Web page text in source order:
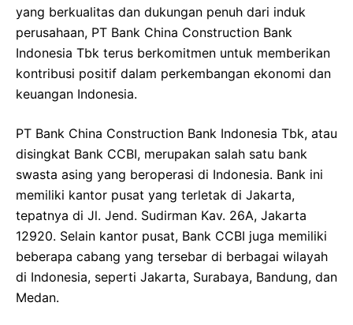
yang berkualitas dan dukungan penuh dari induk
perusahaan, PT Bank China Construction Bank
Indonesia Tbk terus berkomitmen untuk memberikan
kontribusi positif dalam perkembangan ekonomi dan
keuangan Indonesia.
PT Bank China Construction Bank Indonesia Tbk, atau
disingkat Bank CCBI, merupakan salah satu bank
swasta asing yang beroperasi di Indonesia. Bank ini
memiliki kantor pusat yang terletak di Jakarta,
tepatnya di Jl. Jend. Sudirman Kav. 26A, Jakarta
12920. Selain kantor pusat, Bank CCBI juga memiliki
beberapa cabang yang tersebar di berbagai wilayah
di Indonesia, seperti Jakarta, Surabaya, Bandung, dan
Medan.